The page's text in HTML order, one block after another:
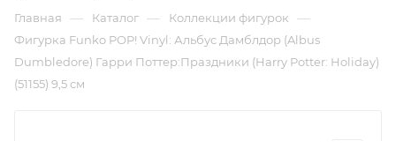
Главная — Каталог — Коллекции фигурок —
Фигурка Funko POP! Vinyl: Альбус Дамблдор (Albus
Dumbledore) Гарри Поттер:Праздники (Harry Potter: Holiday)
(51155) 9,5 см